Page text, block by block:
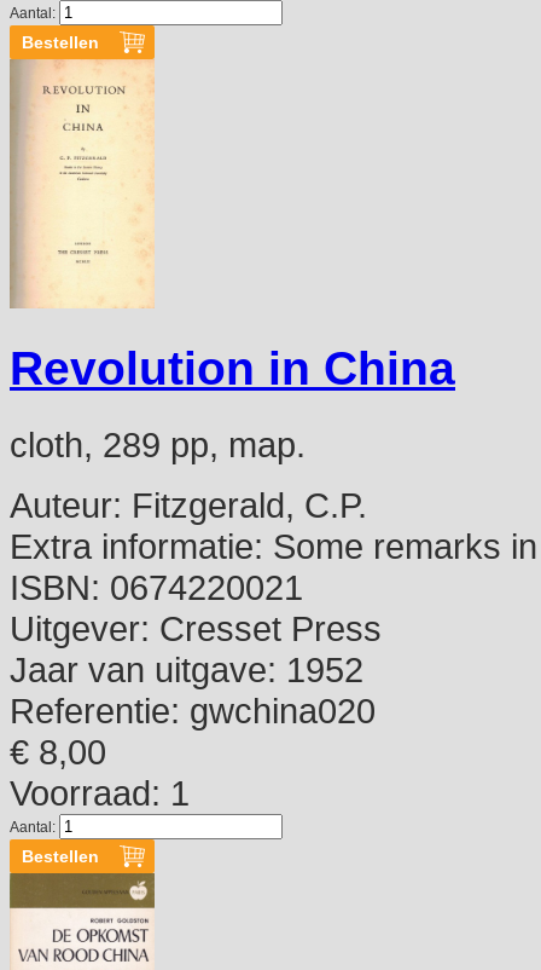
Aantal:
Revolution in China
cloth, 289 pp, map.
Auteur: Fitzgerald, C.P.
Extra informatie: Some remarks
ISBN: 0674220021
Uitgever: Cresset Press
Jaar van uitgave: 1952
Referentie: gwchina020
€ 8,00
Voorraad: 1
Aantal: